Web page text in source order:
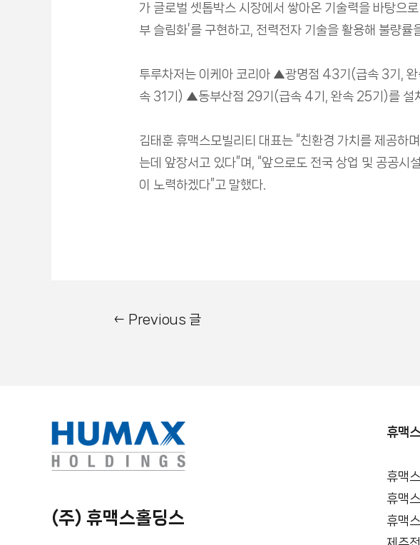
가 글로벌 셋톱박스 시장에서 쌓아온 기술력을 바탕으
부 슬림화’를 구현하고, 전력전자 기술을 활용해 불량
투루차저는 이케아 코리아 ▲광명점 43기(급속 3기,
속 31기) ▲동부산점 29기(급속 4기, 완속 25기)를 설
김태훈 휴맥스모빌리티 대표는 “친환경 가치를 제공하
는데 앞장서고 있다”며, “앞으로도 전국 상업 및 공공
이 노력하겠다”고 말했다.
← Previous 글
(주) 휴맥스홀딩스
휴맥
휴맥스
휴맥
휴맥